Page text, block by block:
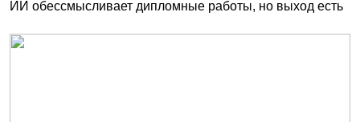
ИИ обессмысливает дипломные работы, но выход есть